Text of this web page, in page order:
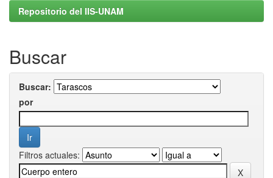
Repositorio del IIS-UNAM
Buscar
Buscar:
por
Filtros actuales: